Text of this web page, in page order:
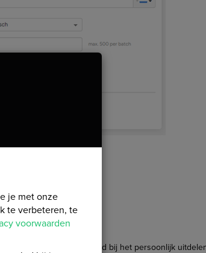
gebruiken. Bijvoorbeeld bij het persoonlijk
je met onze
te verbeteren, te
voorwaarden